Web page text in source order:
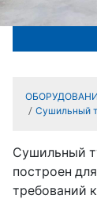
Сушильный
Сушильный
построен
требований